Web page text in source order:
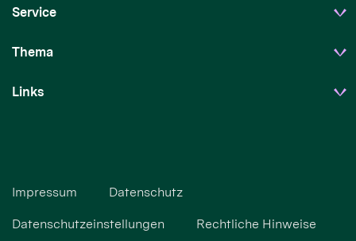
Service
Thema
Links
Impressum Datenschutz
Datenschutzeinstellungen Rechtliche Hinweise